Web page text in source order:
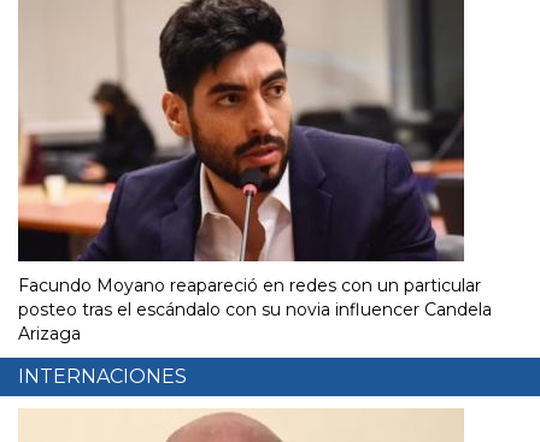
Facundo Moyano reapareció en redes con un particular
posteo tras el escándalo con su novia influencer Candela
Arizaga
INTERNACIONES